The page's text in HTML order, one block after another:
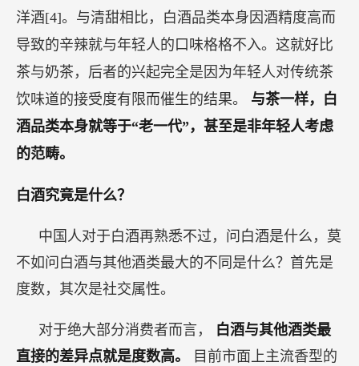
洋酒[4]。与清甜相比，白酒品类本身因酒精度高而
导致的辛辣就与年轻人的口味格格不入。这就好比
茶与奶茶，后者的兴起完全是因为年轻人对传统茶
饮味道的接受度有限而催生的结果。 与茶一样，白
酒品类本身就等于“老一代”，甚至是非年轻人考虑
的范畴。
白酒究竟是什么？
中国人对于白酒再熟悉不过，问白酒是什么，莫
不如问白酒与其他酒类最大的不同是什么？首先是
度数，其次是社交属性。
对于绝大部分消费者而言，
白酒与其他酒类最
直接的差异点就是度数高。
目前市面上主流香型的